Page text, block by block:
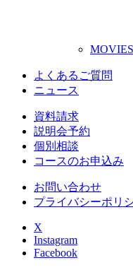
よくあるご質問
ニュース
資料請求
説明会予約
個別相談
コースのお申込み
お問い合わせ
プライバシーポリ
X
Instagram
Facebook